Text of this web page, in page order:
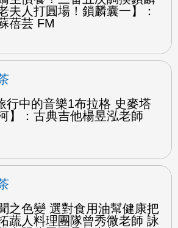
夫人打圓場！鎖麟囊一】：
蓓芸 FM
行中的音樂1布拉格 史麥塔
】：古典吉他楊昱泓老師
之色變 選對食用油幫健康把
蔬人料理團隊曾秀微老師 詠